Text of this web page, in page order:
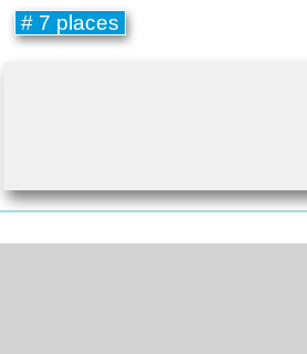
# 7 places